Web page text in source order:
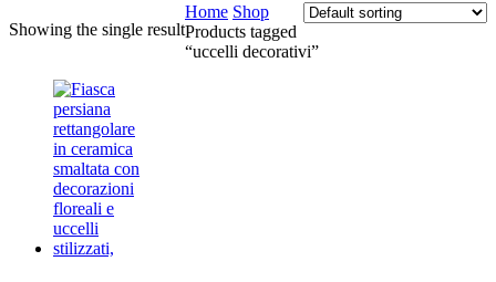
Showing the single result
Home Shop
Products tagged
“uccelli decorativi”